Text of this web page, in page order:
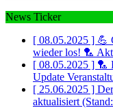
News Ticker
[ 08.05.2025 ] 💪
wieder los! 🏸
[ 08.05.2025 ] 🏸
Update
[ 25.06.2025 ]
aktualisiert